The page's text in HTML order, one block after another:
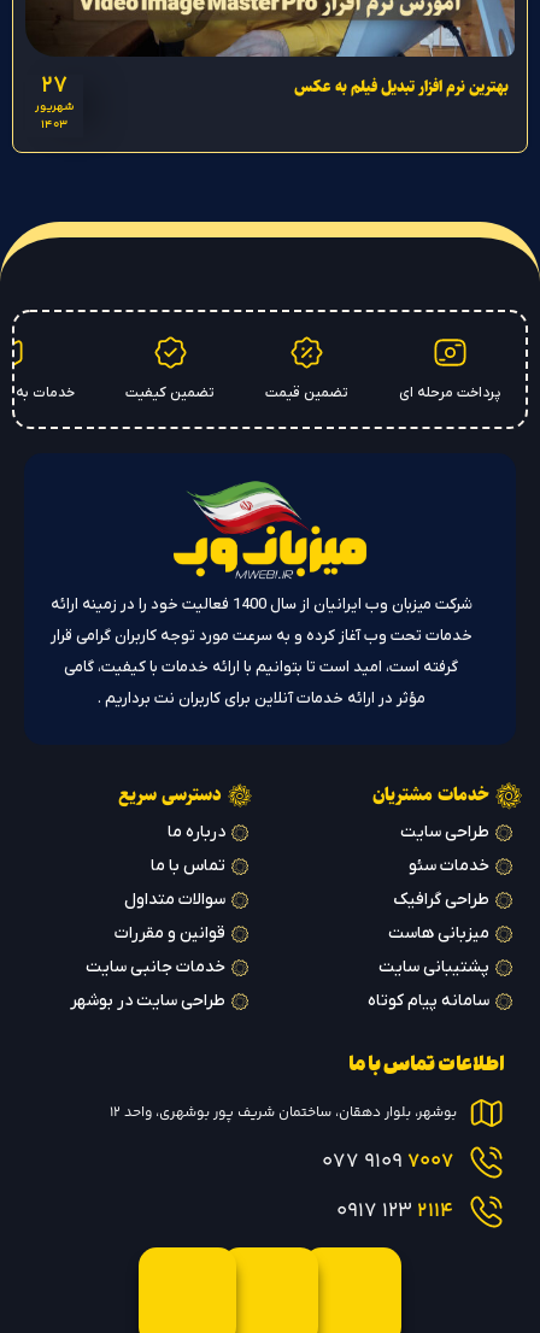
27
شهریور
1403
بهترین نرم افزار تبدیل فیلم به عکس
پرداخت مرحله ای تضمین قیمت تضمین کیفیت خدمات به
شرکت میزبان وب ایرانیان از سال 1400 فعالیت خود را در زمینه ارائه
خدمات تحت وب آغاز کرده و به سرعت مورد توجه کاربران گرامی قرار
گرفته است، امید است تا بتوانیم با ارائه خدمات با کیفیت، گامی
مؤثر در ارائه خدمات آنلاین برای کاربران نت برداریم .
خدمات مشتریان
طراحی سایت
خدمات سئو
طراحی گرافیک
میزبانی هاست
پشتیبانی سایت
سامانه پیام کوتاه
دسترسی سریع
درباره ما
تماس با ما
سوالات متداول
قوانین و مقررات
خدمات جانبی سایت
طراحی سایت در بوشهر
اطلاعات تماس با ما
بوشهر، بلوار دهقان، ساختمان شریف پور بوشهری، واحد 12
7007
2114